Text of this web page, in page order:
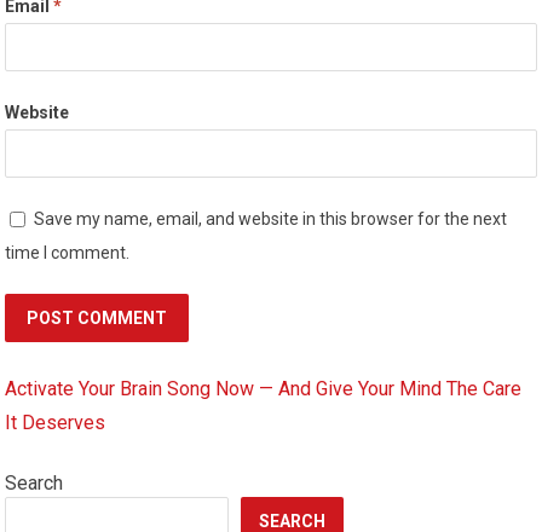
Email*
Website
Save my name, email, and website in this browser for the next
time I comment.
Activate Your Brain Song Now — And Give Your Mind The Care
It Deserves
Search
SEARCH